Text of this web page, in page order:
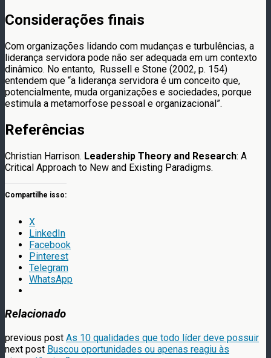
Considerações finais
Com organizações lidando com mudanças e turbulências, a
liderança servidora pode não ser adequada em um contexto
dinâmico. No entanto, Russell e Stone (2002, p. 154)
entendem que “a liderança servidora é um conceito que,
potencialmente, muda organizações e sociedades, porque
estimula a metamorfose pessoal e organizacional”.
Referências
Christian Harrison. Leadership Theory and Research: A
Critical Approach to New and Existing Paradigms.
Compartilhe isso:
X
LinkedIn
Facebook
Pinterest
Telegram
WhatsApp
Relacionado
previous post As 10 qualidades que todo líder deve possuir
next post Buscou oportunidades ou apenas reagiu às